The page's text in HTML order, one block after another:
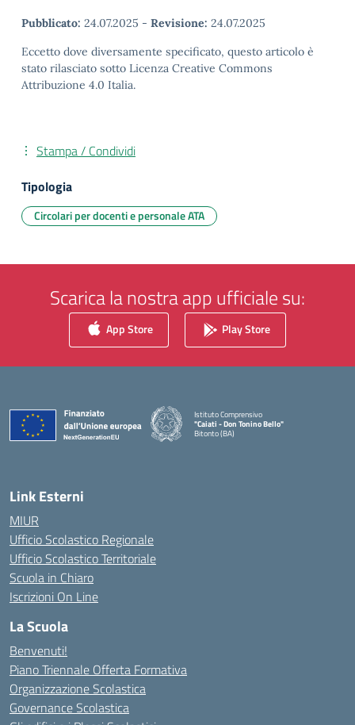
Pubblicato: 24.07.2025 - Revisione: 24.07.2025
Eccetto dove diversamente specificato, questo articolo è
stato rilasciato sotto Licenza Creative Commons
Attribuzione 4.0 Italia.
Stampa / Condividi
Tipologia
Circolari per docenti e personale ATA
Scarica la nostra app ufficiale su:
App Store Play Store
Istituto Comprensivo
"Caiati - Don Tonino Bello"
Bitonto (BA)
Link Esterni
MIUR
Ufficio Scolastico Regionale
Ufficio Scolastico Territoriale
Scuola in Chiaro
Iscrizioni On Line
La Scuola
Benvenuti!
Piano Triennale Offerta Formativa
Organizzazione Scolastica
Governance Scolastica